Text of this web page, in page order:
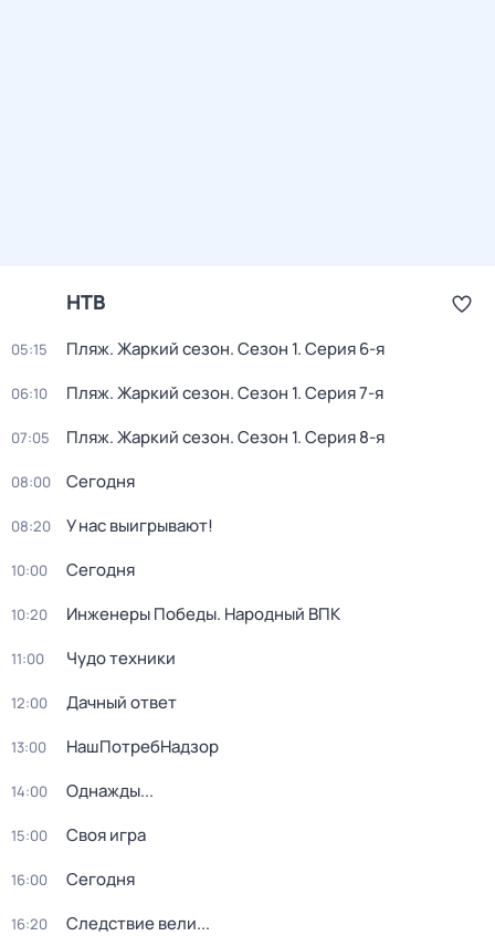
НТВ
05:15 Пляж. Жаркий сезон. Сезон 1. Серия 6-я
06:10 Пляж. Жаркий сезон. Сезон 1. Серия 7-я
07:05 Пляж. Жаркий сезон. Сезон 1. Серия 8-я
08:00 Сегодня
08:20 У нас выигрывают!
10:00 Сегодня
10:20 Инженеры Победы. Народный ВПК
11:00 Чудо техники
12:00 Дачный ответ
13:00 НашПотребНадзор
14:00 Однажды...
15:00 Своя игра
16:00 Сегодня
16:20 Следствие вели...